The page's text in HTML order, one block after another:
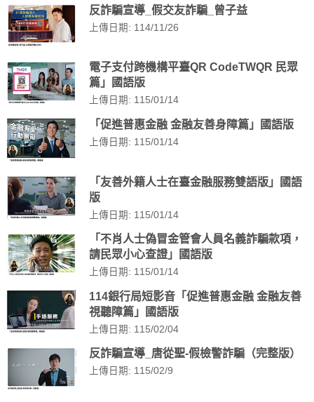
反詐騙宣導_假交友詐騙_曾子益
上傳日期: 114/11/26
電子支付跨機構平臺QR CodeTWQR 民眾
篇」國語版
上傳日期: 115/01/14
「促進普惠金融 金融友善身障篇」國語版
上傳日期: 115/01/14
「友善外籍人士在臺金融服務雙語版」國語
版
上傳日期: 115/01/14
「不肖人士偽冒金管會人員名義詐騙款項，
請民眾小心查證」國語版
上傳日期: 115/01/14
114銀行局短影音「促進普惠金融 金融友善
視聽障篇」國語版
上傳日期: 115/02/04
反詐騙宣導_唐從聖-假檢警詐騙（完整版）
上傳日期: 115/02/9